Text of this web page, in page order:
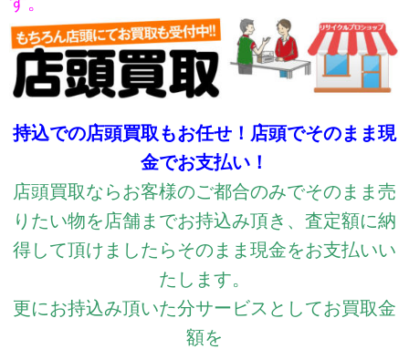
持込での店頭買取もお任せ！店頭でそのまま現
金でお支払い！
店頭買取ならお客様のご都合のみでそのまま売
りたい物を店舗までお持込み頂き、査定額に納
得して頂けましたらそのまま現金をお支払いい
たします。
更にお持込み頂いた分サービスとしてお買取金
額を